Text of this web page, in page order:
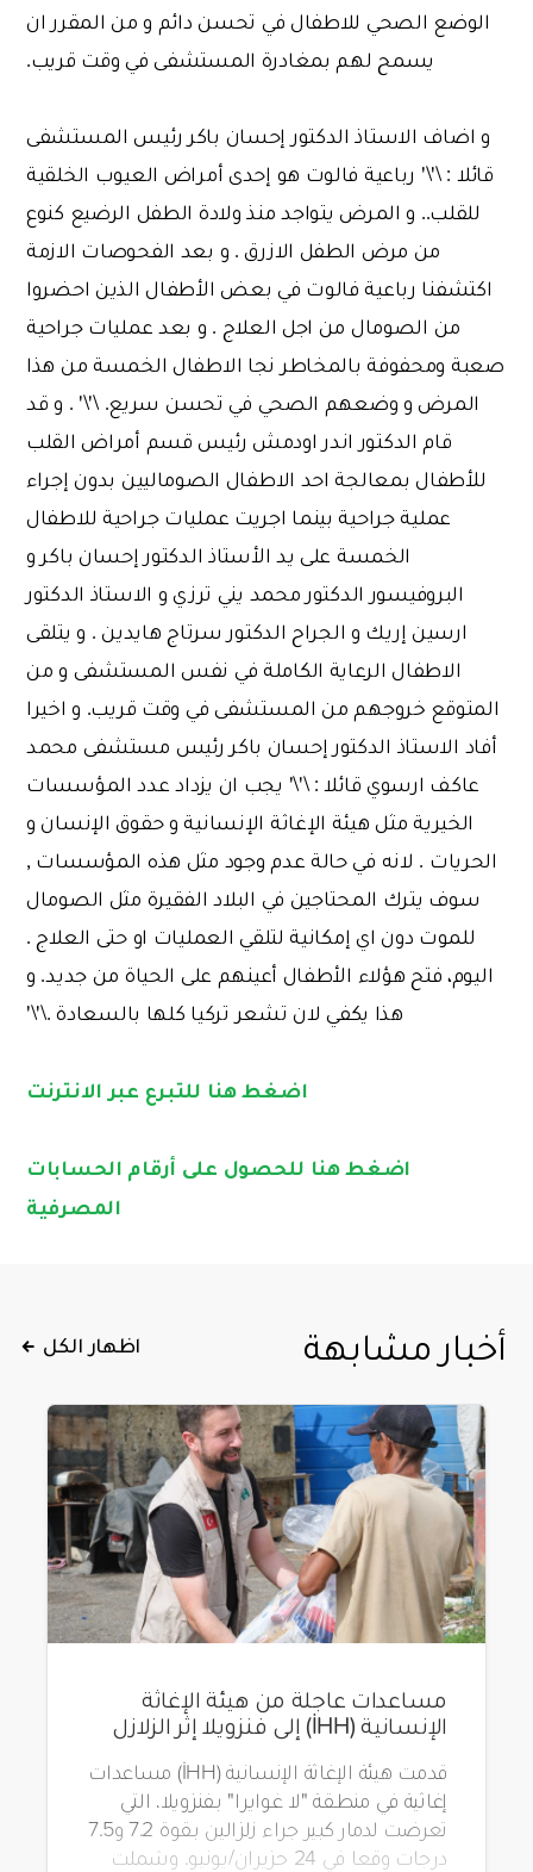
الوضع الصحي للاطفال في تحسن دائم و من المقرر ان
يسمح لهم بمغادرة المستشفى في وقت قريب.
و اضاف الاستاذ الدكتور إحسان باكر رئيس المستشفى
قائلا : \'\' رباعية فالوت هو إحدى أمراض العيوب الخلقية
للقلب.. و المرض يتواجد منذ ولادة الطفل الرضيع كنوع
من مرض الطفل الازرق . و بعد الفحوصات الازمة
اكتشفنا رباعية فالوت في بعض الأطفال الذين احضروا
من الصومال من اجل العلاج . و بعد عمليات جراحية
صعبة ومحفوفة بالمخاطر نجا الاطفال الخمسة من هذا
المرض و وضعهم الصحي في تحسن سريع. \'\' . و قد
قام الدكتور اندر اودمش رئيس قسم أمراض القلب
للأطفال بمعالجة احد الاطفال الصوماليين بدون إجراء
عملية جراحية بينما اجريت عمليات جراحية للاطفال
الخمسة على يد الأستاذ الدكتور إحسان باكر و
البروفيسور الدكتور محمد يني ترزي و الاستاذ الدكتور
ارسين إريك و الجراح الدكتور سرتاج هايدين . و يتلقى
الاطفال الرعاية الكاملة في نفس المستشفى و من
المتوقع خروجهم من المستشفى في وقت قريب. و اخيرا
أفاد الاستاذ الدكتور إحسان باكر رئيس مستشفى محمد
عاكف ارسوي قائلا : \'\' يجب ان يزداد عدد المؤسسات
الخيرية مثل هيئة الإغاثة الإنسانية و حقوق الإنسان و
الحريات . لانه في حالة عدم وجود مثل هذه المؤسسات ,
سوف يترك المحتاجين في البلاد الفقيرة مثل الصومال
للموت دون اي إمكانية لتلقي العمليات او حتى العلاج .
اليوم، فتح هؤلاء الأطفال أعينهم على الحياة من جديد. و
هذا يكفي لان تشعر تركيا كلها بالسعادة .\'\'
اضغط هنا للتبرع عبر الانترنت
اضغط هنا للحصول على أرقام الحسابات
المصرفية
أخبار مشابهة اظهار الكل
مساعدات عاجلة من هيئة الإغاثة
الإنسانية (İHH) إلى فنزويلا إثر الزلازل
قدمت هيئة الإغاثة الإنسانية (İHH) مساعدات
إغاثية في منطقة "لا غوايرا" بفنزويلا، التي
تعرضت لدمار كبير جراء زلزالين بقوة 7.2 و7.5
درجات وقعا في 24 حزيران/يونيو. وشملت